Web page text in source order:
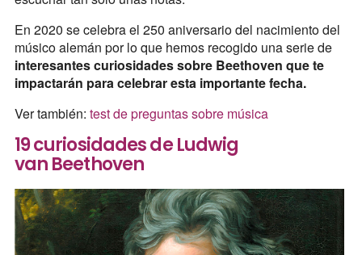
En 2020 se celebra el 250 aniversario del nacimiento del
músico alemán por lo que hemos recogido una serie de
interesantes curiosidades sobre Beethoven que te
impactarán para celebrar esta importante fecha.
Ver también: test de preguntas sobre música
19 curiosidades de Ludwig
van Beethoven